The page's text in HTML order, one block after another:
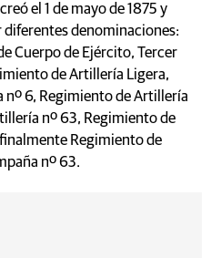
el 1 de mayo de 1875 y
diferentes denominaciones:
Cuerpo de Ejército, Tercer
de Artillería Ligera,
nº 6, Regimiento de Artillería
nº 63, Regimiento de
Regimiento de
nº 63.